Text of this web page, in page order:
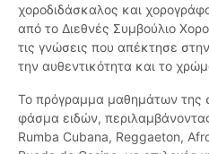
χοροδιδάσκαλος και
από το Διεθνές Συμβούλιο
τις γνώσεις που απέκτησε
την αυθεντικότητα και το
Το πρόγραμμα μαθημάτων της
φάσμα ειδών,
Rumba Cubana, Reggaeton,